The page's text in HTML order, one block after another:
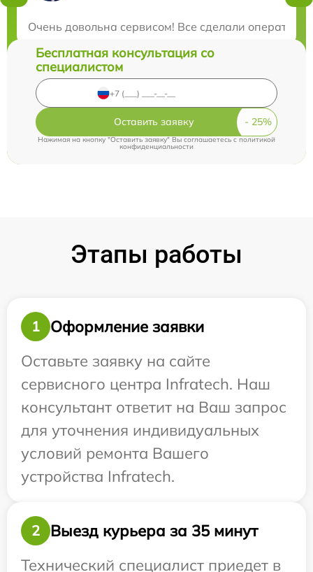
Очень довольна сервисом! Все сделали
Бесплатная консультация со
специалистом
Оставить заявку
Нажимая на кнопку "Оставить заявку" Вы соглашаетесь cполитикой
конфиденциальности
Этапы работы
1
Оформление заявки
Оставьте заявку на сайте
сервисного центра Infratech. Наш
консультант ответит на Ваш запрос
для уточнения индивидуальных
условий ремонта Вашего
устройства Infratech.
2
Выезд курьера за 35 минут
Технический специалист приедет в